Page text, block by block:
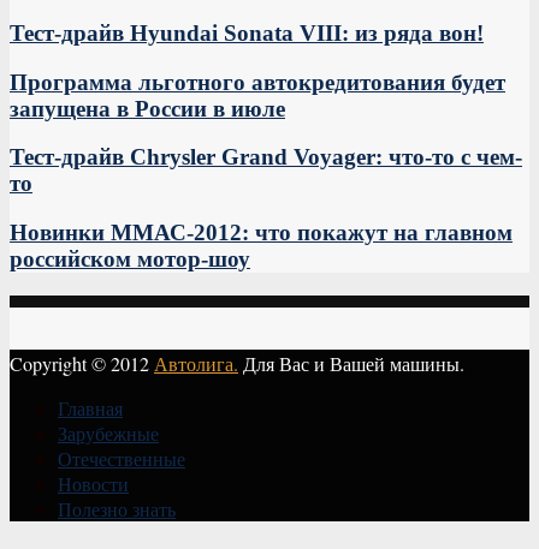
Тест-драйв Hyundai Sonata VIII: из ряда вон!
Программа льготного автокредитования будет
запущена в России в июле
Тест-драйв Chrysler Grand Voyager: что-то с чем-
то
Новинки ММАС-2012: что покажут на главном
российском мотор-шоу
Copyright © 2012 Автолига. Для Вас и Вашей машины.
Главная
Зарубежные
Отечественные
Новости
Полезно знать